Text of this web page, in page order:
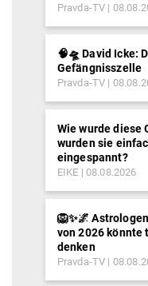
Pravda-TV
🧠🛸 David Icke:
Gefängnisszelle
Pravda-TV
Wie wurde diese
wurden sie
eingespannt?
EIKE 08.08.2026
🦁✨🌌
von 2026 könnte
denken
Pravda-TV